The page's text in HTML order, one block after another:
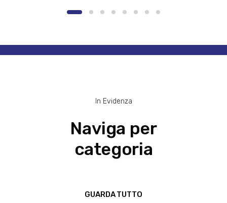
In Evidenza
Naviga per
categoria
GUARDA TUTTO